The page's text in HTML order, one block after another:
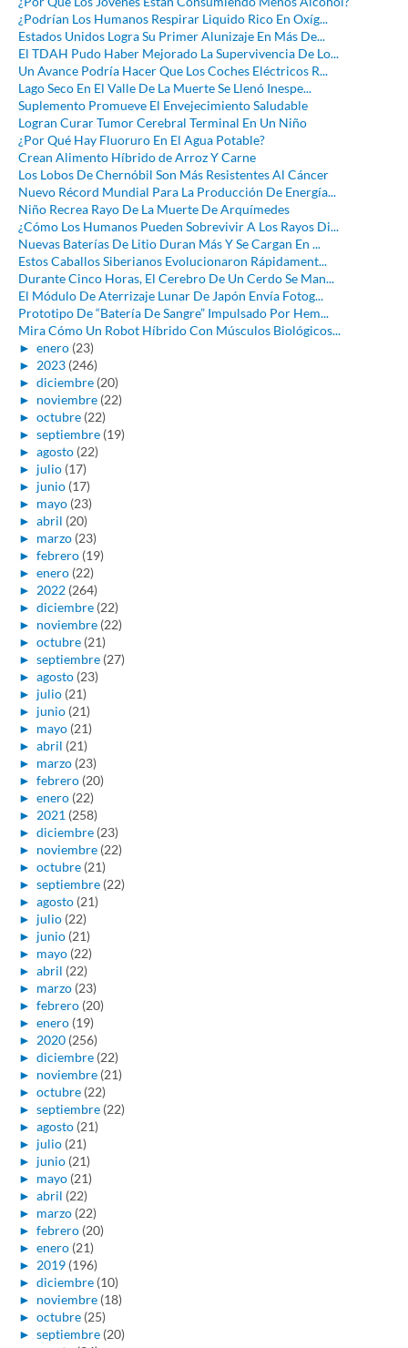
¿Podrían Los Humanos Respirar Liquido Rico En Oxíg...
Estados Unidos Logra Su Primer Alunizaje En Más De...
El TDAH Pudo Haber Mejorado La Supervivencia De Lo...
Un Avance Podría Hacer Que Los Coches Eléctricos R...
Lago Seco En El Valle De La Muerte Se Llenó Inespe...
Suplemento Promueve El Envejecimiento Saludable
Logran Curar Tumor Cerebral Terminal En Un Niño
¿Por Qué Hay Fluoruro En El Agua Potable?
Crean Alimento Híbrido de Arroz Y Carne
Los Lobos De Chernóbil Son Más Resistentes Al Cáncer
Nuevo Récord Mundial Para La Producción De Energía...
Niño Recrea Rayo De La Muerte De Arquímedes
¿Cómo Los Humanos Pueden Sobrevivir A Los Rayos Di...
Nuevas Baterías De Litio Duran Más Y Se Cargan En ...
Estos Caballos Siberianos Evolucionaron Rápidament...
Durante Cinco Horas, El Cerebro De Un Cerdo Se Man...
El Módulo De Aterrizaje Lunar De Japón Envía Fotog...
Prototipo De “Batería De Sangre” Impulsado Por Hem...
Mira Cómo Un Robot Híbrido Con Músculos Biológicos...
► enero (23)
► 2023 (246)
► diciembre (20)
► noviembre (22)
► octubre (22)
► septiembre (19)
► agosto (22)
► julio (17)
► junio (17)
► mayo (23)
► abril (20)
► marzo (23)
► febrero (19)
► enero (22)
► 2022 (264)
► diciembre (22)
► noviembre (22)
► octubre (21)
► septiembre (27)
► agosto (23)
► julio (21)
► junio (21)
► mayo (21)
► abril (21)
► marzo (23)
► febrero (20)
► enero (22)
► 2021 (258)
► diciembre (23)
► noviembre (22)
► octubre (21)
► septiembre (22)
► agosto (21)
► julio (22)
► junio (21)
► mayo (22)
► abril (22)
► marzo (23)
► febrero (20)
► enero (19)
► 2020 (256)
► diciembre (22)
► noviembre (21)
► octubre (22)
► septiembre (22)
► agosto (21)
► julio (21)
► junio (21)
► mayo (21)
► abril (22)
► marzo (22)
► febrero (20)
► enero (21)
► 2019 (196)
► diciembre (10)
► noviembre (18)
► octubre (25)
► septiembre (20)